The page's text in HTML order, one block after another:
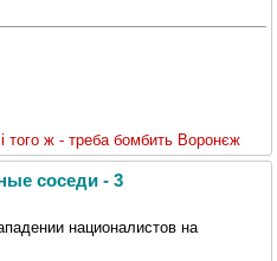
того ж - треба бомбить Воронєж
соседи - 3
националистов на